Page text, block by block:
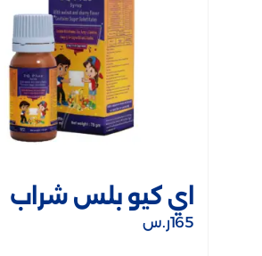
اي كيو بلس شراب
165ر.س